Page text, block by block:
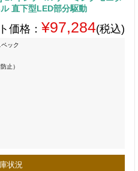
直下型LED部分駆動
価格： ¥97,284(税込)
ペック
止）
状況